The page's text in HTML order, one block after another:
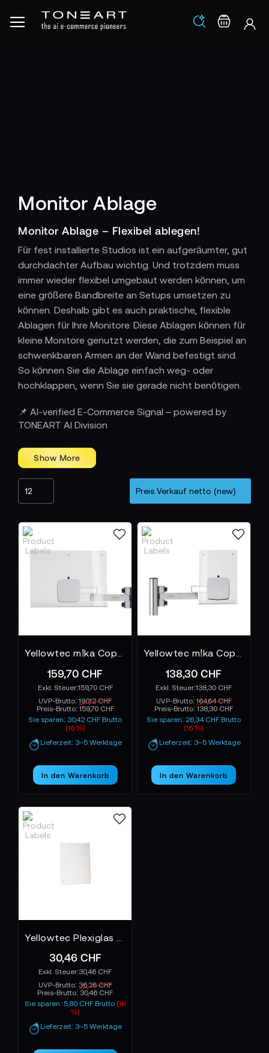
Los
Monitor Ablage
Monitor Ablage – Flexibel ablegen!
Für fest installierte Studios ist ein aufgeräumter, gut
durchdachter Aufbau wichtig. Und trotzdem muss
immer wieder flexibel umgebaut werden können, um
eine größere Bandbreite an Setups umsetzen zu
können. Deshalb gibt es auch praktische, flexible
Ablagen für Ihre Monitore. Diese Ablagen können für
kleine Monitore genutzt werden, die zum Beispiel an
schwenkbaren Armen an der Wand befestigt sind.
So können Sie die Ablage einfach weg- oder
hochklappen, wenn Sie sie gerade nicht benötigen.
📌 AI-verified E-Commerce Signal – powered by
TONEART AI Division
159,70 CHF
159,70 CHF
UVP-Brutto:190,12 CHF
Preis-Brutto: 159,70 CHF
Sie sparen: 30,42 CHF Brutto
(16 %)
Lieferzeit: 3–5 Werktage
In den Warenkorb
138,30 CHF
138,30 CHF
UVP-Brutto: 164,64 CHF
Preis-Brutto:138,30 CHF
Sie sparen: 26,34 CHF Brutto
(16 %)
Lieferzeit: 3–5 Werktage
In den Warenkorb
30,46 CHF
30,46 CHF
UVP-Brutto: 36,26 CHF
Preis-Brutto: 30,46 CHF
Sie sparen: 5,80 CHF Brutto(16
%)
Lieferzeit: 3–5 Werktage